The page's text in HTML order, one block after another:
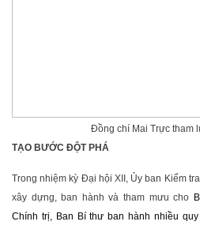
Đồng chí Mai Trực tham
TẠO BƯỚC ĐỘT PHÁ
Trong nhiệm kỳ Đại hội XII, Ủy ban Kiểm
xây dựng, ban hành và tham mưu cho
Chính trị, Ban Bí thư ban hành nhiều